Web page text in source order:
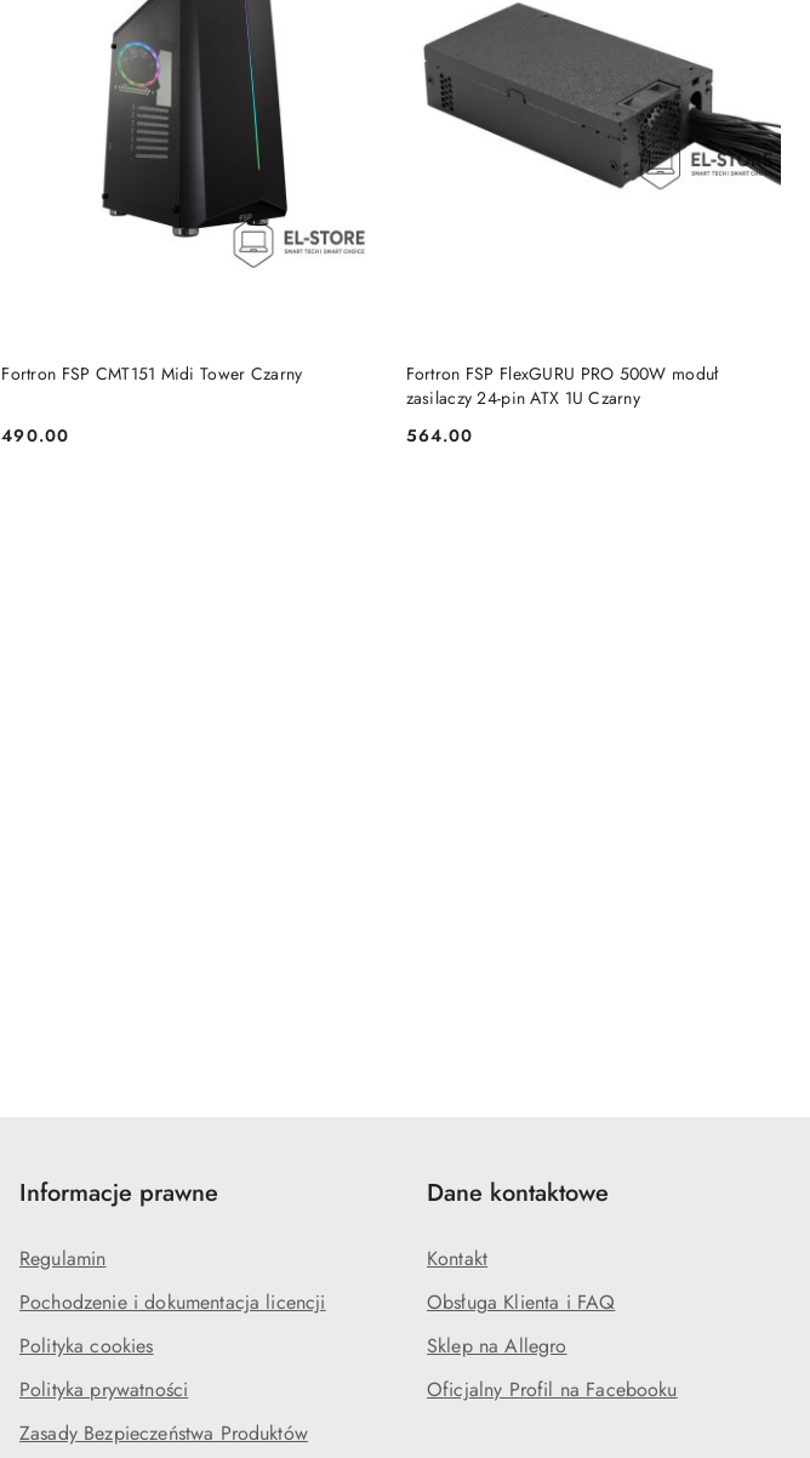
Fortron FSP CMT151 Midi Tower Czarny
Cena:
490.00
DO KOSZYKA
Fortron FSP FlexGURU PRO 500W moduł
zasilaczy 24-pin ATX 1U Czarny
Cena:
564.00
DO KOSZYKA
Informacje prawne
Regulamin
Pochodzenie i dokumentacja licencji
Polityka cookies
Polityka prywatności
Zasady Bezpieczeństwa Produktów
Dane kontaktowe
Kontakt
Obsługa Klienta i FAQ
Sklep na Allegro
Oficjalny Profil na Facebooku